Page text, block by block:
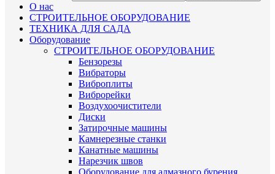
О нас
СТРОИТЕЛЬНОЕ ОБОРУДОВАНИЕ
ТЕХНИКА ДЛЯ САДА
Оборудование
СТРОИТЕЛЬНОЕ ОБОРУДОВАНИЕ
Бензорезы
Вибраторы
Виброплиты
Виброрейки
Воздухоочистители
Диски
Затирочные машины
Камнерезные станки
Канатные машины
Нарезчик швов
Оборудование для алмазного бурения